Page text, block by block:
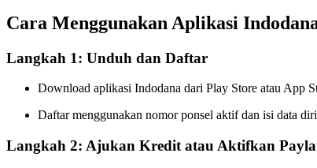
Cara Menggunakan Aplikasi
Langkah 1: Unduh dan Daftar
Download aplikasi Indodana dari Play Store atau App
Daftar menggunakan nomor ponsel aktif dan isi data
Langkah 2: Ajukan Kredit atau Aktifkan